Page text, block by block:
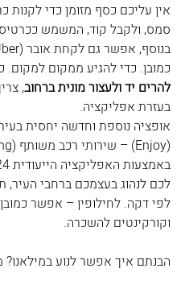
אין עליכם כסף מזומן כדי לקנות
סמס, ולקבל קוד, המשמש
כמובן. כדי להגיע ממקום למקום.
להרים יד ולעצור מונית ברחוב,
בעזרת אפליקציה.
לכם לנהוג בעצמכם ברחבי העיר,
לפי דקה. לחילופין – אפשר
וקורקינטים להשכרה.
הבנתם איך אפשר לנוע